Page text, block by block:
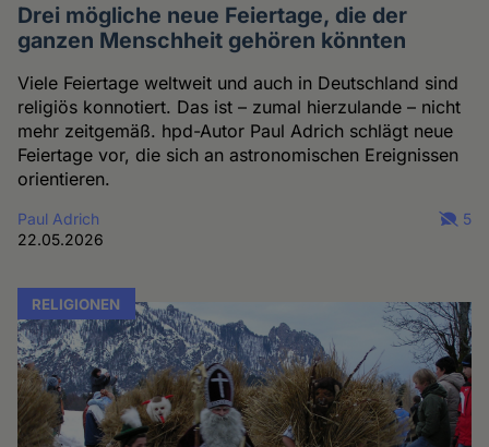
Drei mögliche neue Feiertage, die der
ganzen Menschheit gehören könnten
Viele Feiertage weltweit und auch in Deutschland sind
religiös konnotiert. Das ist – zumal hierzulande – nicht
mehr zeitgemäß. hpd-Autor Paul Adrich schlägt neue
Feiertage vor, die sich an astronomischen Ereignissen
orientieren.
Paul Adrich
22.05.2026
5
RELIGIONEN